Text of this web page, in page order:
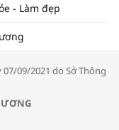
thương mại: Khơi
- Làm đẹp
09/2021 do Sở Thông
ƯƠNG